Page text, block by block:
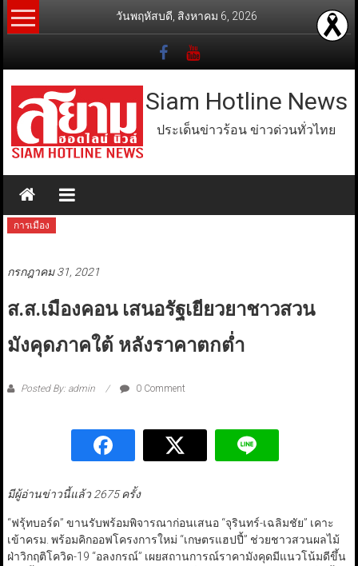
Skip
to
วันพฤหัสบดี, สิงหาคม 6, 2026
Siam Hotline News
ประเด็นข่าวร้อน ข่าวด่วนทั่วไทย
การเมือง
กรกฎาคม 31, 2021
ส.ส.เมืองคอน เสนอรัฐเยียวยาชาวสวน
มังคุดภาคใต้ หลังราคาตกต่ำ
Posted By: admin 0 Comment
มีผู้อ่านข่าวนี้แล้ว 2675 ครั้ง
“ฟรุ้ทบอร์ด” ขานรับพร้อมพิจารณาก่อนเสนอ “จุรินทร์-เฉลิมชัย” เคาะ
เข้าครม. พร้อมคิกออฟโครงการใหม่ “เกษตรแฮปปี้” ช่วยชาวสวนผลไม้
ฝ่าวิกฤติโควิด-19 “อลงกรณ์” เผยสถานการณ์ราคามังคุดมีแนวโน้มดีขึ้น